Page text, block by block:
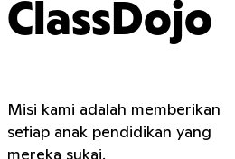
ClassDojo
Misi kami adalah memberikan
setiap anak pendidikan yang
mereka sukai.